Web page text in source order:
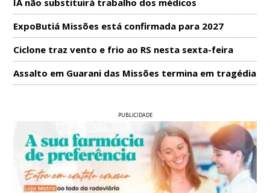
ExpoButiá Missões está confirmada para 2027
Ciclone traz vento e frio ao RS nesta sexta-feira
Assalto em Guarani das Missões termina em tragédia
PUBLICIDADE